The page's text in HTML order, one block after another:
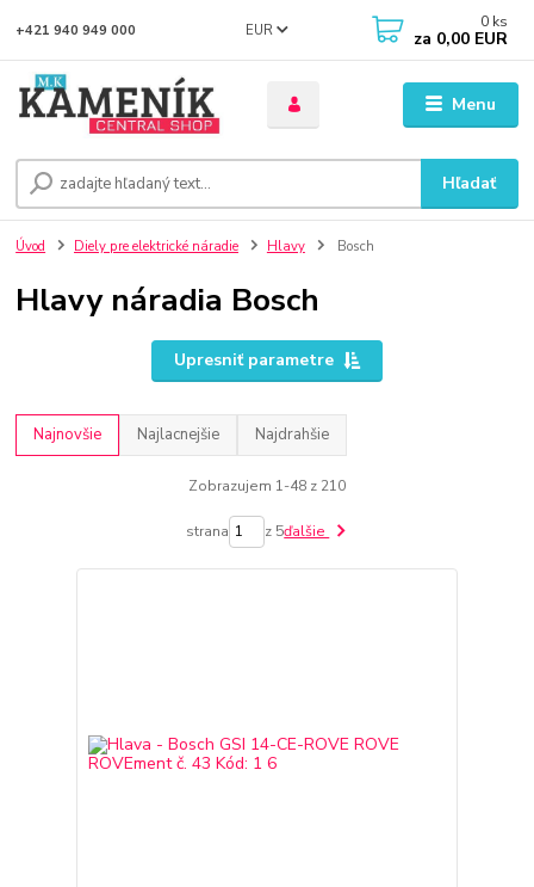
Menu
EUR
Hľadať
+421 940 949 000 0 ks
za 0,00 EUR
Úvod Diely pre elektrické náradie Hlavy Bosch
Hlavy náradia Bosch
Upresniť parametre
Najnovšie Najlacnejšie Najdrahšie
Zobrazujem 1-48 z 210
strana z 5ďalšie